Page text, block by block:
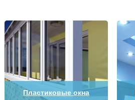
Пластиковые окна